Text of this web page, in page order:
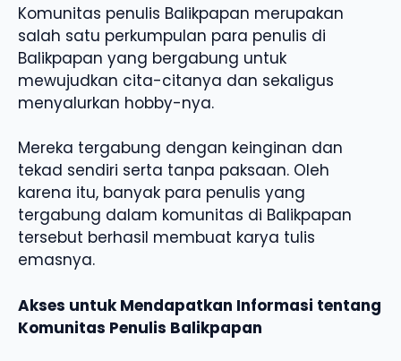
Komunitas penulis Balikpapan merupakan
salah satu perkumpulan para penulis di
Balikpapan yang bergabung untuk
mewujudkan cita-citanya dan sekaligus
menyalurkan hobby-nya.
Mereka tergabung dengan keinginan dan
tekad sendiri serta tanpa paksaan. Oleh
karena itu, banyak para penulis yang
tergabung dalam komunitas di Balikpapan
tersebut berhasil membuat karya tulis
emasnya.
Akses untuk Mendapatkan Informasi tentang
Komunitas Penulis Balikpapan